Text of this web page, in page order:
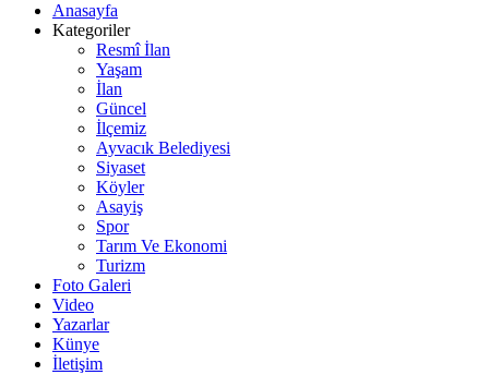
Anasayfa
Kategoriler
Resmî İlan
Yaşam
İlan
Güncel
İlçemiz
Ayvacık Belediyesi
Siyaset
Köyler
Asayiş
Spor
Tarım Ve Ekonomi
Turizm
Foto Galeri
Video
Yazarlar
Künye
İletişim